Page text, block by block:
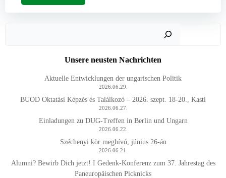
Unsere neusten Nachrichten
Aktuelle Entwicklungen der ungarischen Politik
2026.06.29.
BUOD Oktatási Képzés és Találkozó – 2026. szept. 18-20., Kastl
2026.06.27.
Einladungen zu DUG-Treffen in Berlin und Ungarn
2026.06.22.
Széchenyi kör meghívó, június 26-án
2026.06.21.
Alumni? Bewirb Dich jetzt! I Gedenk-Konferenz zum 37. Jahrestag des
Paneuropäischen Picknicks